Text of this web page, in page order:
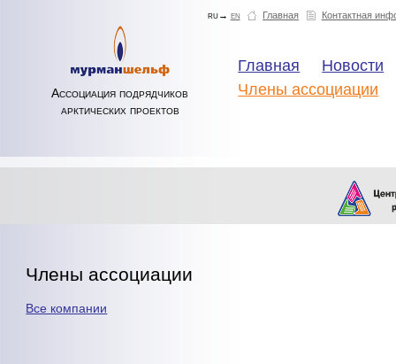
Ассоциация подрядчиков
арктических проектов
Контактная
Главная
ru→ en
Главная
Новости
Члены ассоциации
Члены ассоциации
Все компании